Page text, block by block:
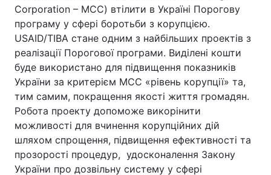
Corporation – MCC) втілити в Україні Порогову
програму у сфері боротьби з корупцією.
USAID/TIBA стане одним з найбільших проектів з
реалізації Порогової програми. Виділені кошти
буде використано для підвищення показників
України за критерієм MCC «рівень корупції» та,
тим самим, покращення якості життя громадян.
Робота проекту допоможе викорінити
можливості для вчинення корупційних дій
шляхом спрощення, підвищення ефективності та
прозорості процедур, удосконалення Закону
України про дозвільну систему у сфері